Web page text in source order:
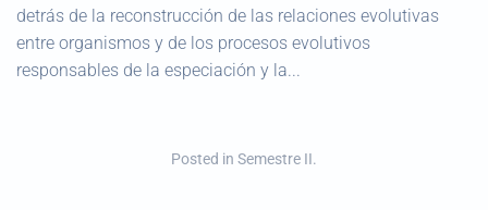
detrás de la reconstrucción de las relaciones evolutivas
entre organismos y de los procesos evolutivos
responsables de la especiación y la...
Posted in Semestre II.